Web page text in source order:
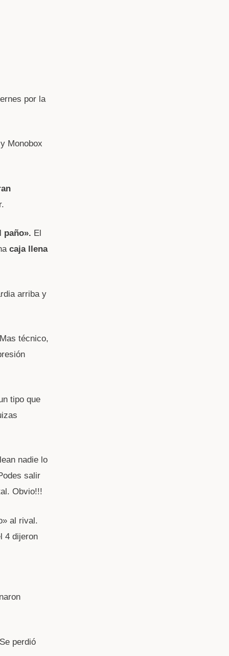
por la
Monobox
paño». El
caja llena
arriba y
técnico,
tipo que
nadie lo
salir
Obvio!!!
al rival.
4 dijeron
perdió